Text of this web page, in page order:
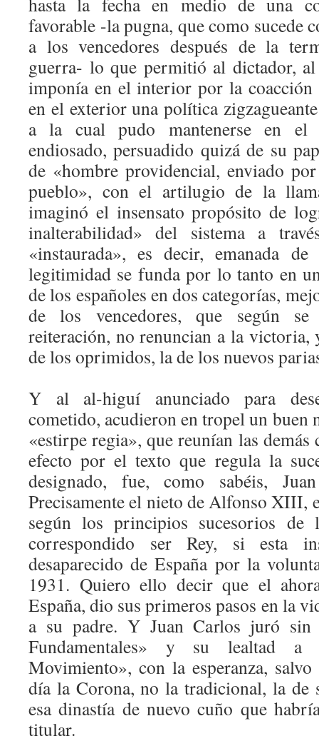
favorable -la pugna, que como sucede
a los vencedores después de la
guerra- lo que permitió al dictador,
imponía en el interior por la
en el exterior una política
a la cual pudo mantenerse en el
endiosado, persuadido quizá de su
de «hombre providencial, enviado
pueblo», con el artilugio de la
imaginó el insensato propósito de
inalterabilidad» del sistema a
«instaurada», es decir, emanada
legitimidad se funda por lo tanto en
de los españoles en dos categorías,
de los vencedores, que según
reiteración, no renuncian a la victoria,
de los oprimidos, la de los nuevos
Y al al-higuí anunciado para
cometido, acudieron en tropel un buen
«estirpe regia», que reunían las
efecto por el texto que regula la
designado, fue, como sabéis,
Precisamente el nieto de Alfonso XIII,
según los principios sucesorios de
correspondido ser Rey, si esta
desaparecido de España por la
1931. Quiero ello decir que el
España, dio sus primeros pasos en la
a su padre. Y Juan Carlos juró sin
Fundamentales» y su lealtad
Movimiento», con la esperanza,
día la Corona, no la tradicional, la de
esa dinastía de nuevo cuño que
titular.